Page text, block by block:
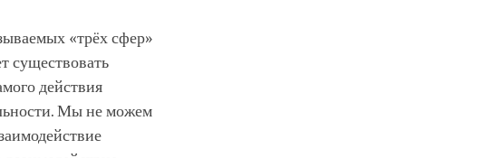
«трёх сфер»
существовать
действия
Мы не можем